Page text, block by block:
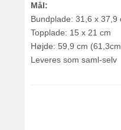
Mål:
Bundplade: 31,6 x 37,9
Topplade: 15 x 21 cm
Højde: 59,9 cm
Leveres som saml-selv